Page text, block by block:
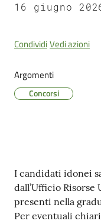
Sostenere
16 giugno
CondividiVedi azioni
Argomenti
Concorsi
Contenuto
I candidati idonei
dall’Ufficio
presenti nella
Per eventuali